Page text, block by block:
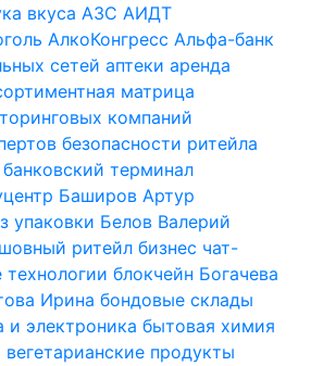
вкуса АЗС АИДТ
АлкоКонгресс Альфа-банк
сетей аптеки аренда
матрица
компаний
безопасности ритейла
банковский терминал
Баширов Артур
упаковки Белов Валерий
ритейл бизнес чат-
блокчейн Богачева
Ирина бондовые склады
и электроника бытовая химия
вегетарианские продукты